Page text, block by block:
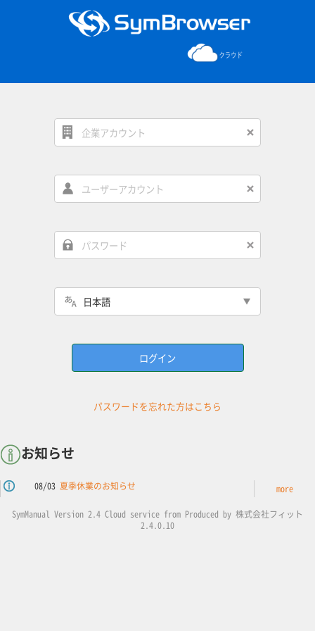
ログイン
パスワードを忘れた方はこちら
お知らせ
08/03 夏季休業のお知らせ
more
SymManual Version 2.4 Cloud service from Produced by 株式会社フィット
2.4.0.10